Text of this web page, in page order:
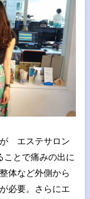
が エステサロン
ことで痛みの出に
体など外側から
必要。さらにエ